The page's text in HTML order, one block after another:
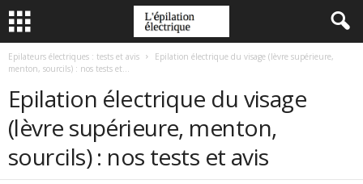
Epilateurs électriques : tests et avis
Epilation électrique du visage (lèvre supérieure,
menton, sourcils) : nos tests et...
Epilation électrique du visage
(lèvre supérieure, menton,
sourcils) : nos tests et avis